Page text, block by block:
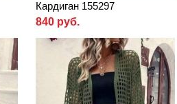
Кардиган 155297
840 руб.